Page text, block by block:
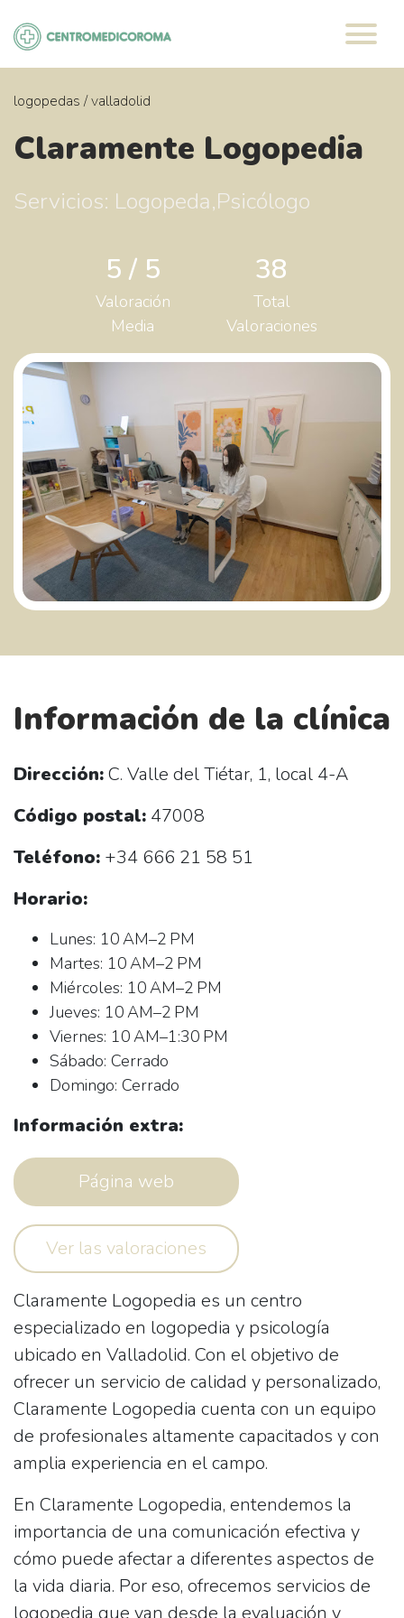
contenido
logopedas /valladolid
Claramente Logopedia
Servicios: Logopeda,Psicólogo
5 / 5
Valoración
Media
38
Total
Valoraciones
Información de la clínica
Dirección:C. Valle del Tiétar, 1, local 4-A
Código postal: 47008
Teléfono: +34 666 21 58 51
Horario:
Lunes: 10 AM–2 PM
Martes: 10 AM–2 PM
Miércoles: 10 AM–2 PM
Jueves: 10 AM–2 PM
Viernes: 10 AM–1:30 PM
Sábado: Cerrado
Domingo: Cerrado
Información extra:
Página web
Ver las valoraciones
Claramente Logopedia es un centro
especializado en logopedia y psicología
ubicado en Valladolid. Con el objetivo de
ofrecer un servicio de calidad y personalizado,
Claramente Logopedia cuenta con un equipo
de profesionales altamente capacitados y con
amplia experiencia en el campo.
En Claramente Logopedia, entendemos la
importancia de una comunicación efectiva y
cómo puede afectar a diferentes aspectos de
la vida diaria. Por eso, ofrecemos servicios de
logopedia que van desde la evaluación y